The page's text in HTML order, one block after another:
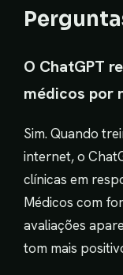
O ChatGPT
médicos por
Sim. Quando
internet, o
clínicas em
Médicos com
avaliações
tom mais